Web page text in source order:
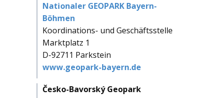
Nationaler GEOPARK Bayern-
Böhmen
Koordinations- und Geschäftsstelle
Marktplatz 1
D-92711 Parkstein
www.geopark-bayern.de
Česko-Bavorský Geopark